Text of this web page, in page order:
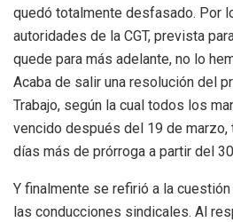
quedó totalmente desfasado. Por
autoridades de la CGT, prevista
quede para más adelante, no lo
Acaba de salir una resolución del
Trabajo, según la cual todos los
vencido después del 19 de marzo,
días más de prórroga a partir del
Y finalmente se refirió a la
las conducciones sindicales. Al